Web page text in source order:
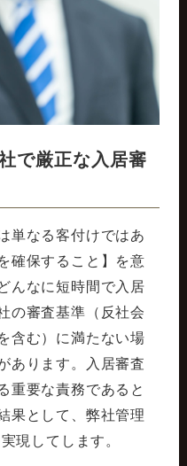
で厳正な入居審
単なる客付けではあ
確保すること】を意
んなに短時間で入居
の審査基準（反社会
含む）に満たない場
あります。入居審査
重要な責務であると
果として、弊社管理
現してします。